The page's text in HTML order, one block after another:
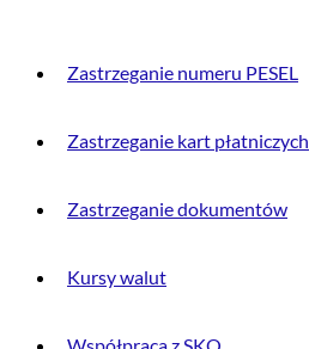
Zastrzeganie numeru PESEL
Zastrzeganie kart płatniczych
Zastrzeganie dokumentów
Kursy walut